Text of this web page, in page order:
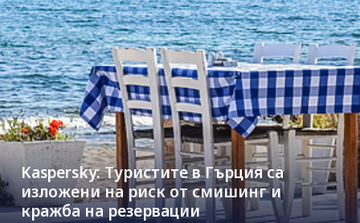
Kaspersky: Туристите в Гърция са
изложени на риск от смишинг и
кражба на резервации